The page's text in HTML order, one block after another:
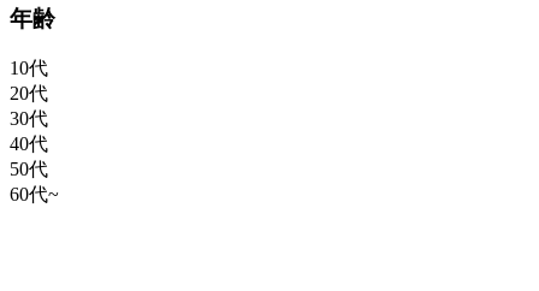
年齢
10代
20代
30代
40代
50代
60代~